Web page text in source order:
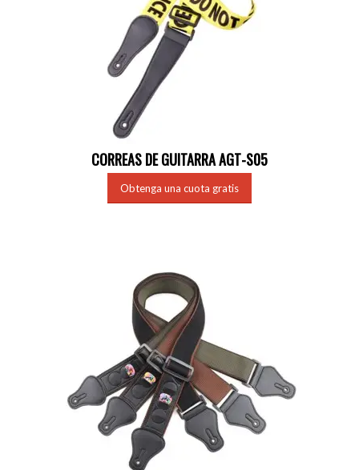
CORREAS DE GUITARRA AGT-S05
Obtenga una cuota gratis